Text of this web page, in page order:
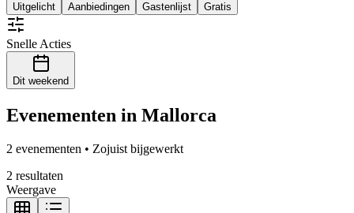
Uitgelicht Aanbiedingen Gastenlijst Gratis
Snelle Acties
Dit weekend
Evenementen in Mallorca
2 evenementen • Zojuist bijgewerkt
2 resultaten
Weergave